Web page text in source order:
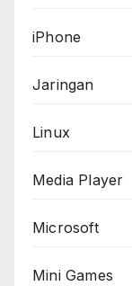
iPhone
Jaringan
Linux
Media Player
Microsoft
Mini Games